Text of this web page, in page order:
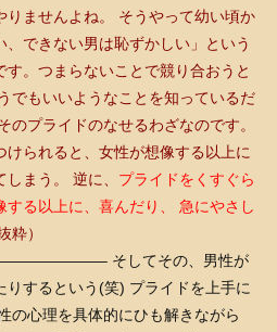
ませんよね。
そうやって幼い頃か
、できない男は恥ずかしい」という
。つまらないことで競り合おうと
でもいいようなことを知っているだ
のプライドのなせるわざなのです。
られると、女性が想像する以上に
まう。
逆に、 プライドをくすぐら
る以上に、喜んだり、 急にやさし
粋）
そしてその、男性が
するという(笑) プライドを上手に
の心理を具体的にひも解きながら